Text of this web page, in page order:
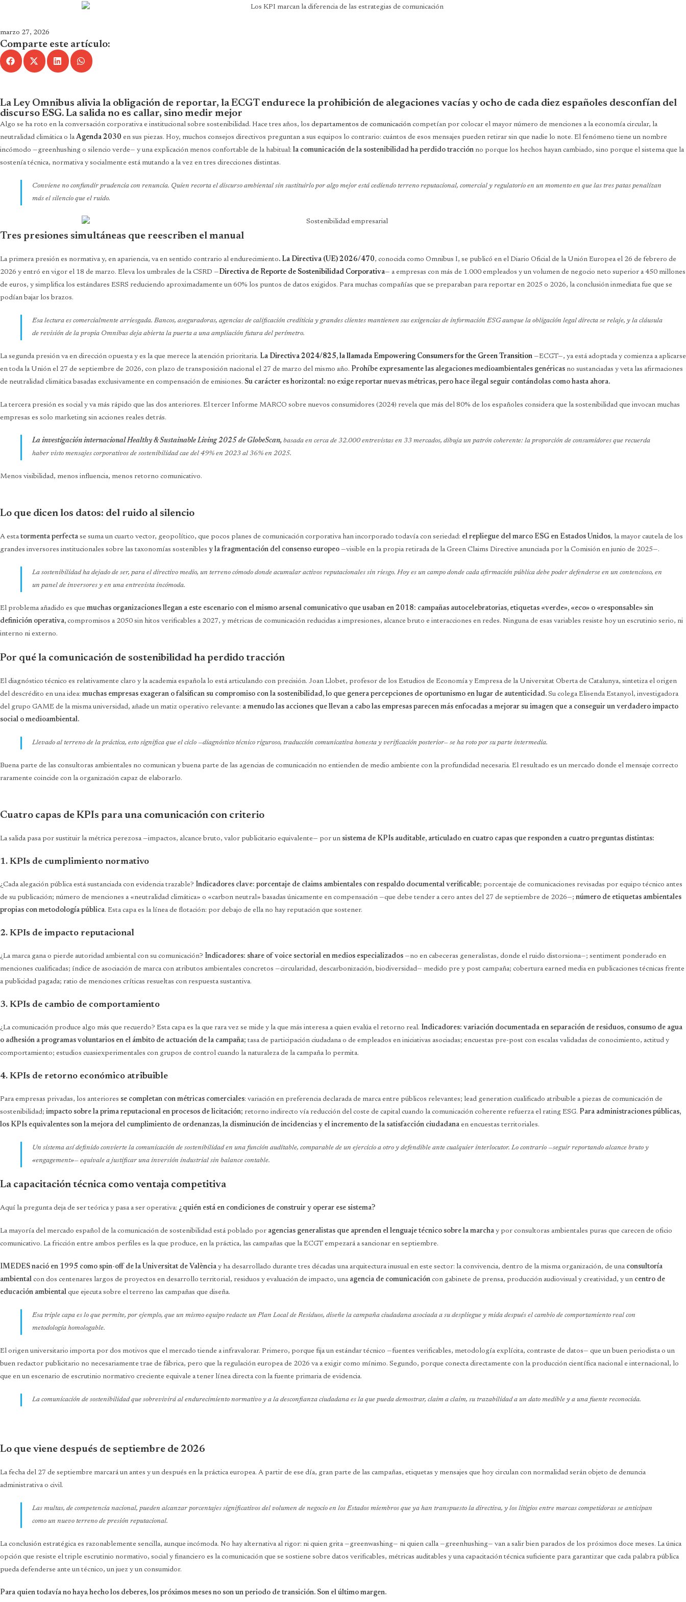
marzo 27, 2026
Comparte este artículo:
La Ley Omnibus alivia la obligación de reportar, la ECGT endurece la prohibición de alegaciones vacías y ocho de cada diez españoles desconfían del
discurso ESG. La salida no es callar, sino medir mejor
Algo se ha roto en la conversación corporativa e institucional sobre sostenibilidad. Hace tres años, los departamentos de comunicación competían por colocar el mayor número de menciones a la economía circular, la
neutralidad climática o la Agenda 2030 en sus piezas. Hoy, muchos consejos directivos preguntan a sus equipos lo contrario: cuántos de esos mensajes pueden retirar sin que nadie lo note. El fenómeno tiene un nombre
incómodo —greenhushing o silencio verde— y una explicación menos confortable de la habitual: la comunicación de la sostenibilidad ha perdido tracción no porque los hechos hayan cambiado, sino porque el sistema que la
sostenía técnica, normativa y socialmente está mutando a la vez en tres direcciones distintas.
Conviene no confundir prudencia con renuncia. Quien recorta el discurso ambiental sin sustituirlo por algo mejor está cediendo terreno reputacional, comercial y regulatorio en un momento en que las tres patas penalizan
más el silencio que el ruido.
Tres presiones simultáneas que reescriben el manual
La primera presión es normativa y, en apariencia, va en sentido contrario al endurecimiento. La Directiva (UE) 2026/470, conocida como Omnibus I, se publicó en el Diario Oficial de la Unión Europea el 26 de febrero de
2026 y entró en vigor el 18 de marzo. Eleva los umbrales de la CSRD —Directiva de Reporte de Sostenibilidad Corporativa— a empresas con más de 1.000 empleados y un volumen de negocio neto superior a 450 millones
de euros, y simplifica los estándares ESRS reduciendo aproximadamente un 60% los puntos de datos exigidos. Para muchas compañías que se preparaban para reportar en 2025 o 2026, la conclusión inmediata fue que se
podían bajar los brazos.
Esa lectura es comercialmente arriesgada. Bancos, aseguradoras, agencias de calificación crediticia y grandes clientes mantienen sus exigencias de información ESG aunque la obligación legal directa se relaje, y la cláusula
de revisión de la propia Omnibus deja abierta la puerta a una ampliación futura del perímetro.
La segunda presión va en dirección opuesta y es la que merece la atención prioritaria. La Directiva 2024/825, la llamada Empowering Consumers for the Green Transition —ECGT—, ya está adoptada y comienza a aplicarse
en toda la Unión el 27 de septiembre de 2026, con plazo de transposición nacional el 27 de marzo del mismo año. Prohíbe expresamente las alegaciones medioambientales genéricas no sustanciadas y veta las afirmaciones
de neutralidad climática basadas exclusivamente en compensación de emisiones. Su carácter es horizontal: no exige reportar nuevas métricas, pero hace ilegal seguir contándolas como hasta ahora.
La tercera presión es social y va más rápido que las dos anteriores. El tercer Informe MARCO sobre nuevos consumidores (2024) revela que más del 80% de los españoles considera que la sostenibilidad que invocan muchas
empresas es solo marketing sin acciones reales detrás.
La investigación internacional Healthy & Sustainable Living 2025 de GlobeScan, basada en cerca de 32.000 entrevistas en 33 mercados, dibuja un patrón coherente: la proporción de consumidores que recuerda
haber visto mensajes corporativos de sostenibilidad cae del 49% en 2023 al 36% en 2025.
Menos visibilidad, menos influencia, menos retorno comunicativo.
Lo que dicen los datos: del ruido al silencio
A esta tormenta perfecta se suma un cuarto vector, geopolítico, que pocos planes de comunicación corporativa han incorporado todavía con seriedad: el repliegue del marco ESG en Estados Unidos, la mayor cautela de los
grandes inversores institucionales sobre las taxonomías sostenibles y la fragmentación del consenso europeo —visible en la propia retirada de la Green Claims Directive anunciada por la Comisión en junio de 2025—.
La sostenibilidad ha dejado de ser, para el directivo medio, un terreno cómodo donde acumular activos reputacionales sin riesgo. Hoy es un campo donde cada afirmación pública debe poder defenderse en un contencioso, en
un panel de inversores y en una entrevista incómoda.
El problema añadido es que muchas organizaciones llegan a este escenario con el mismo arsenal comunicativo que usaban en 2018: campañas autocelebratorias, etiquetas «verde», «eco» o «responsable» sin
definición operativa, compromisos a 2050 sin hitos verificables a 2027, y métricas de comunicación reducidas a impresiones, alcance bruto e interacciones en redes. Ninguna de esas variables resiste hoy un escrutinio serio, ni
interno ni externo.
Por qué la comunicación de sostenibilidad ha perdido tracción
El diagnóstico técnico es relativamente claro y la academia española lo está articulando con precisión. Joan Llobet, profesor de los Estudios de Economía y Empresa de la Universitat Oberta de Catalunya, sintetiza el origen
del descrédito en una idea: muchas empresas exageran o falsifican su compromiso con la sostenibilidad, lo que genera percepciones de oportunismo en lugar de autenticidad. Su colega Elisenda Estanyol, investigadora
del grupo GAME de la misma universidad, añade un matiz operativo relevante: a menudo las acciones que llevan a cabo las empresas parecen más enfocadas a mejorar su imagen que a conseguir un verdadero impacto
social o medioambiental.
Llevado al terreno de la práctica, esto significa que el ciclo —diagnóstico técnico riguroso, traducción comunicativa honesta y verificación posterior— se ha roto por su parte intermedia.
Buena parte de las consultoras ambientales no comunican y buena parte de las agencias de comunicación no entienden de medio ambiente con la profundidad necesaria. El resultado es un mercado donde el mensaje correcto
raramente coincide con la organización capaz de elaborarlo.
Cuatro capas de KPIs para una comunicación con criterio
La salida pasa por sustituir la métrica perezosa —impactos, alcance bruto, valor publicitario equivalente— por un sistema de KPIs auditable, articulado en cuatro capas que responden a cuatro preguntas distintas:
1. KPIs de cumplimiento normativo
¿Cada alegación pública está sustanciada con evidencia trazable? Indicadores clave: porcentaje de claims ambientales con respaldo documental verificable; porcentaje de comunicaciones revisadas por equipo técnico antes
de su publicación; número de menciones a «neutralidad climática» o «carbon neutral» basadas únicamente en compensación —que debe tender a cero antes del 27 de septiembre de 2026—; número de etiquetas ambientales
propias con metodología pública. Esta capa es la línea de flotación: por debajo de ella no hay reputación que sostener.
2. KPIs de impacto reputacional
¿La marca gana o pierde autoridad ambiental con su comunicación? Indicadores: share of voice sectorial en medios especializados —no en cabeceras generalistas, donde el ruido distorsiona—; sentiment ponderado en
menciones cualificadas; índice de asociación de marca con atributos ambientales concretos —circularidad, descarbonización, biodiversidad— medido pre y post campaña; cobertura earned media en publicaciones técnicas frente
a publicidad pagada; ratio de menciones críticas resueltas con respuesta sustantiva.
3. KPIs de cambio de comportamiento
¿La comunicación produce algo más que recuerdo? Esta capa es la que rara vez se mide y la que más interesa a quien evalúa el retorno real. Indicadores: variación documentada en separación de residuos, consumo de agua
o adhesión a programas voluntarios en el ámbito de actuación de la campaña; tasa de participación ciudadana o de empleados en iniciativas asociadas; encuestas pre-post con escalas validadas de conocimiento, actitud y
comportamiento; estudios cuasiexperimentales con grupos de control cuando la naturaleza de la campaña lo permita.
4. KPIs de retorno económico atribuible
Para empresas privadas, los anteriores se completan con métricas comerciales: variación en preferencia declarada de marca entre públicos relevantes; lead generation cualificado atribuible a piezas de comunicación de
sostenibilidad; impacto sobre la prima reputacional en procesos de licitación; retorno indirecto vía reducción del coste de capital cuando la comunicación coherente refuerza el rating ESG. Para administraciones públicas,
los KPIs equivalentes son la mejora del cumplimiento de ordenanzas, la disminución de incidencias y el incremento de la satisfacción ciudadana en encuestas territoriales.
Un sistema así definido convierte la comunicación de sostenibilidad en una función auditable, comparable de un ejercicio a otro y defendible ante cualquier interlocutor. Lo contrario —seguir reportando alcance bruto y
«engagement»— equivale a justificar una inversión industrial sin balance contable.
La capacitación técnica como ventaja competitiva
Aquí la pregunta deja de ser teórica y pasa a ser operativa: ¿quién está en condiciones de construir y operar ese sistema?
La mayoría del mercado español de la comunicación de sostenibilidad está poblado por agencias generalistas que aprenden el lenguaje técnico sobre la marcha y por consultoras ambientales puras que carecen de oficio
comunicativo. La fricción entre ambos perfiles es la que produce, en la práctica, las campañas que la ECGT empezará a sancionar en septiembre.
IMEDES nació en 1995 como spin-off de la Universitat de València y ha desarrollado durante tres décadas una arquitectura inusual en este sector: la convivencia, dentro de la misma organización, de una consultoría
ambiental con dos centenares largos de proyectos en desarrollo territorial, residuos y evaluación de impacto, una agencia de comunicación con gabinete de prensa, producción audiovisual y creatividad, y un centro de
educación ambiental que ejecuta sobre el terreno las campañas que diseña.
Esa triple capa es lo que permite, por ejemplo, que un mismo equipo redacte un Plan Local de Residuos, diseñe la campaña ciudadana asociada a su despliegue y mida después el cambio de comportamiento real con
metodología homologable.
El origen universitario importa por dos motivos que el mercado tiende a infravalorar. Primero, porque fija un estándar técnico —fuentes verificables, metodología explícita, contraste de datos— que un buen periodista o un
buen redactor publicitario no necesariamente trae de fábrica, pero que la regulación europea de 2026 va a exigir como mínimo. Segundo, porque conecta directamente con la producción científica nacional e internacional, lo
que en un escenario de escrutinio normativo creciente equivale a tener línea directa con la fuente primaria de evidencia.
La comunicación de sostenibilidad que sobrevivirá al endurecimiento normativo y a la desconfianza ciudadana es la que pueda demostrar, claim a claim, su trazabilidad a un dato medible y a una fuente reconocida.
Lo que viene después de septiembre de 2026
La fecha del 27 de septiembre marcará un antes y un después en la práctica europea. A partir de ese día, gran parte de las campañas, etiquetas y mensajes que hoy circulan con normalidad serán objeto de denuncia
administrativa o civil.
Las multas, de competencia nacional, pueden alcanzar porcentajes significativos del volumen de negocio en los Estados miembros que ya han transpuesto la directiva, y los litigios entre marcas competidoras se anticipan
como un nuevo terreno de presión reputacional.
La conclusión estratégica es razonablemente sencilla, aunque incómoda. No hay alternativa al rigor: ni quien grita —greenwashing— ni quien calla —greenhushing— van a salir bien parados de los próximos doce meses. La única
opción que resiste el triple escrutinio normativo, social y financiero es la comunicación que se sostiene sobre datos verificables, métricas auditables y una capacitación técnica suficiente para garantizar que cada palabra pública
pueda defenderse ante un técnico, un juez y un consumidor.
Para quien todavía no haya hecho los deberes, los próximos meses no son un periodo de transición. Son el último margen.